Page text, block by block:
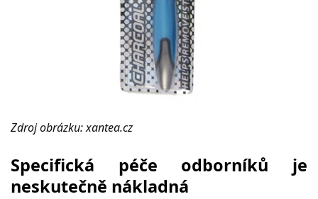
Zdroj obrázku: xantea.cz
Specifická péče odborníků je
neskutečně nákladná